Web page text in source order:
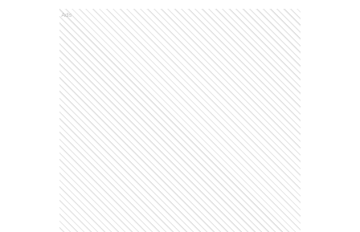
Ads